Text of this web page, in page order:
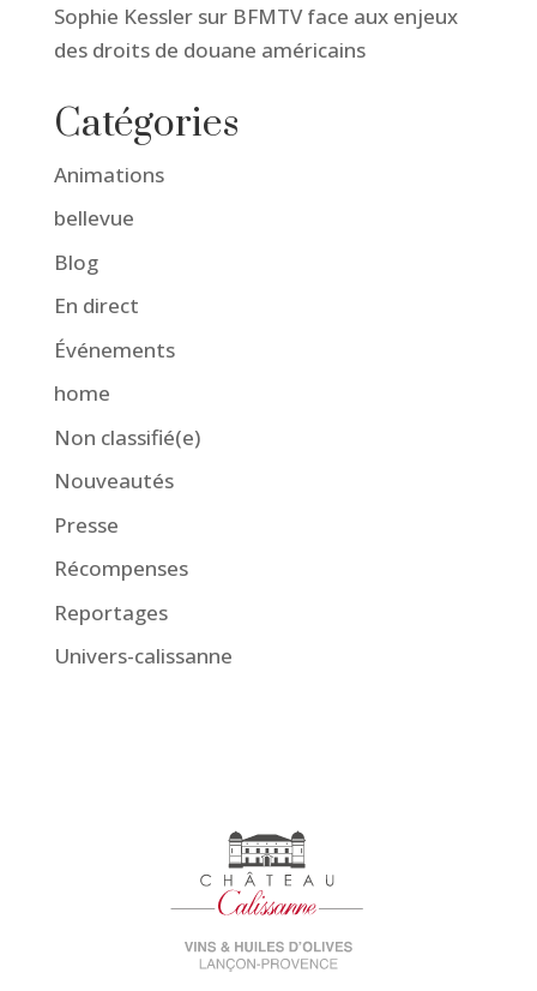
Sophie Kessler sur BFMTV face aux enjeux
des droits de douane américains
Catégories
Animations
bellevue
Blog
En direct
Événements
home
Non classifié(e)
Nouveautés
Presse
Récompenses
Reportages
Univers-calissanne